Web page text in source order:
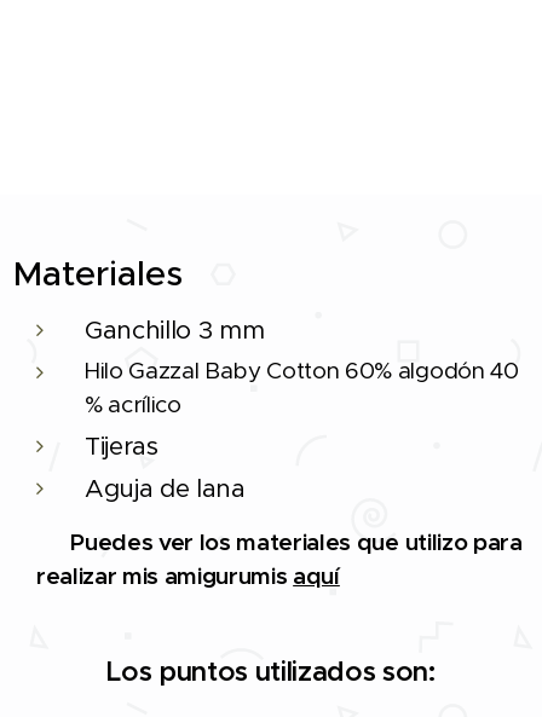
Materiales
Ganchillo 3 mm
Hilo Gazzal Baby Cotton 60% algodón 40
% acrílico
Tijeras
Aguja de lana
🔨 Puedes ver los materiales que utilizo para
realizar mis amigurumis aquí
Los puntos utilizados son: